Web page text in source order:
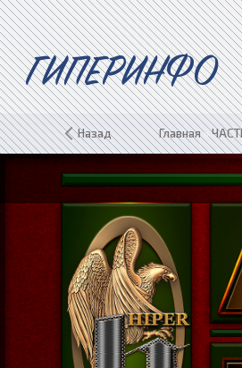
ГИПЕРИНФО
Назад Главная»